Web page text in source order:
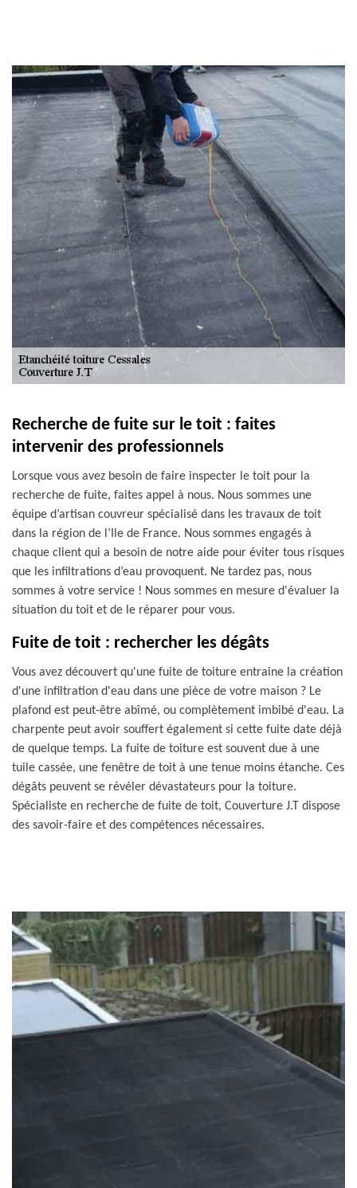
Recherche de fuite sur le toit : faites
intervenir des professionnels
Lorsque vous avez besoin de faire inspecter le toit pour la
recherche de fuite, faites appel à nous. Nous sommes une
équipe d’artisan couvreur spécialisé dans les travaux de toit
dans la région de l’Ile de France. Nous sommes engagés à
chaque client qui a besoin de notre aide pour éviter tous risques
que les infiltrations d’eau provoquent. Ne tardez pas, nous
sommes à votre service ! Nous sommes en mesure d'évaluer la
situation du toit et de le réparer pour vous.
Fuite de toit : rechercher les dégâts
Vous avez découvert qu'une fuite de toiture entraine la création
d'une infiltration d'eau dans une pièce de votre maison ? Le
plafond est peut-être abîmé, ou complètement imbibé d'eau. La
charpente peut avoir souffert également si cette fuite date déjà
de quelque temps. La fuite de toiture est souvent due à une
tuile cassée, une fenêtre de toit à une tenue moins étanche. Ces
dégâts peuvent se révéler dévastateurs pour la toiture.
Spécialiste en recherche de fuite de toit, Couverture J.T dispose
des savoir-faire et des compétences nécessaires.